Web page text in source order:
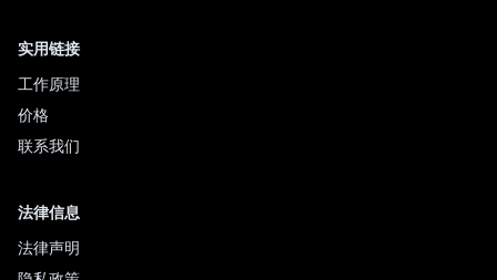
实用链接
工作原理
价格
联系我们
法律信息
法律声明